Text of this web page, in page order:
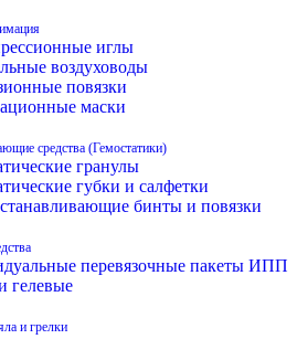
иглы
воздуховоды
повязки
маски
средства (Гемостатики)
гранулы
губки и салфетки
бинты и повязки
перевязочные пакеты ИПП
гелевые
и грелки